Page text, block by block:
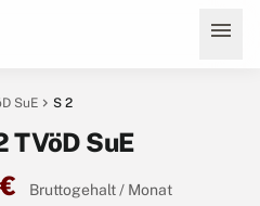
menu
SuE chevron_right S 2
TVöD SuE
Bruttogehalt / Monat